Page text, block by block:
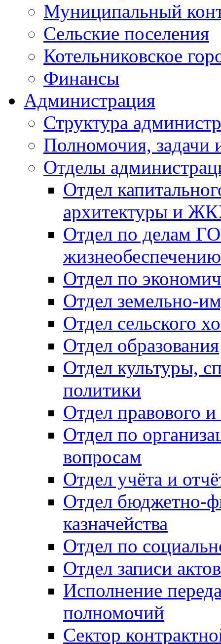
Муниципальный
Сельские поселения
Котельниковское
Финансы
Администрация
Структура
Полномочия, задачи
Отделы
Отдел
архитектуры и
Отдел по делам
Отдел по
Отдел земельно-
Отдел сельского
Отдел образования
Отдел культуры,
политики
Отдел правового
Отдел по
вопросам
Отдел учёта и
Отдел бюджетно-
казначейства
Отдел по
Отдел записи
Исполнение
полномочий
Сектор